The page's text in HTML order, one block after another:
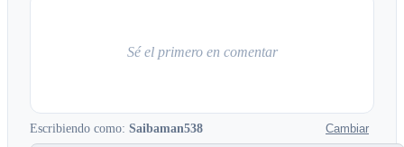
Sé el primero en comentar
Escribiendo como: Saibaman538 Cambiar